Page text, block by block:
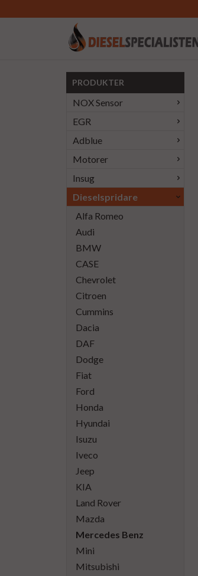
PRODUKTER
NOX Sensor
EGR
Adblue
Motorer
Insug
Dieselspridare
Alfa Romeo
Audi
BMW
CASE
Chevrolet
Citroen
Cummins
Dacia
DAF
Dodge
Fiat
Ford
Honda
Hyundai
Isuzu
Iveco
Jeep
KIA
Land Rover
Mazda
Mercedes Benz
Mini
Mitsubishi